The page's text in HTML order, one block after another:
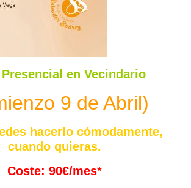
en Vecindario
9 de Abril)
hacerlo cómodamente,
cuando quieras.
Coste: 90€/mes*